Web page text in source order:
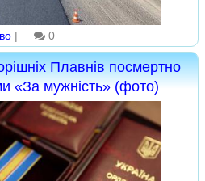
| 0
Плавнів посмертно
«За мужність» (фото)